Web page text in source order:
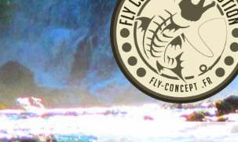
navigation